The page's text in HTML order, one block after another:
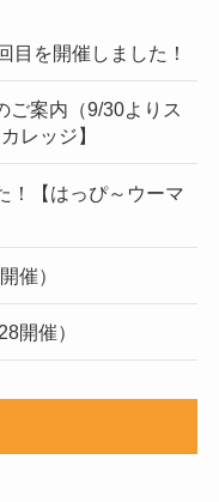
目を開催しました！
ご案内（9/30よりス
レッジ】
！【はっぴ～ウーマ
催）
開催）